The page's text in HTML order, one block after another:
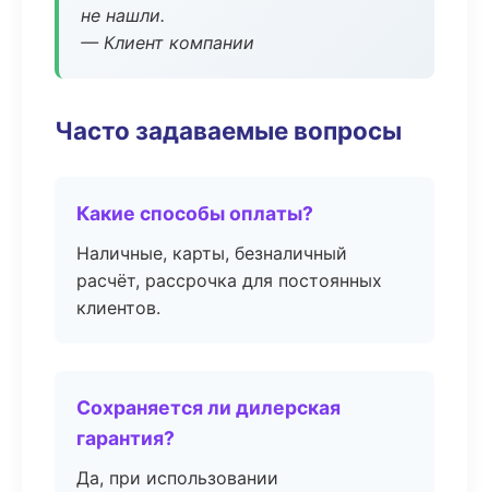
не нашли.
— Клиент компании
Часто задаваемые вопросы
Какие способы оплаты?
Наличные, карты, безналичный
расчёт, рассрочка для постоянных
клиентов.
Сохраняется ли дилерская
гарантия?
Да, при использовании